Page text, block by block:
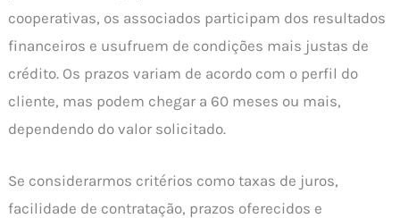
cooperativas, os associados participam dos resultados
financeiros e usufruem de condições mais justas de
crédito. Os prazos variam de acordo com o perfil do
cliente, mas podem chegar a 60 meses ou mais,
dependendo do valor solicitado.
Se considerarmos critérios como taxas de juros,
facilidade de contratação, prazos oferecidos e